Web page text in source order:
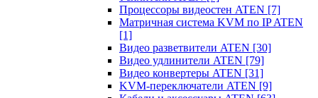
Процессоры видеостен ATEN [7]
Матричная система KVM по IP ATEN
[1]
Видео разветвители ATEN [30]
Видео удлинители ATEN [79]
Видео конвертеры ATEN [31]
KVM-переключатели ATEN [9]